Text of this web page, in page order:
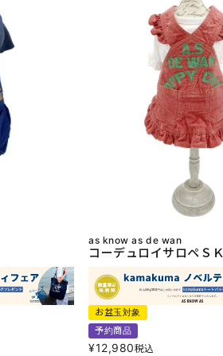
as know as de wan
コーデュロイサロペＳＫ
お盆玉対象
予約商品
¥12,980税込